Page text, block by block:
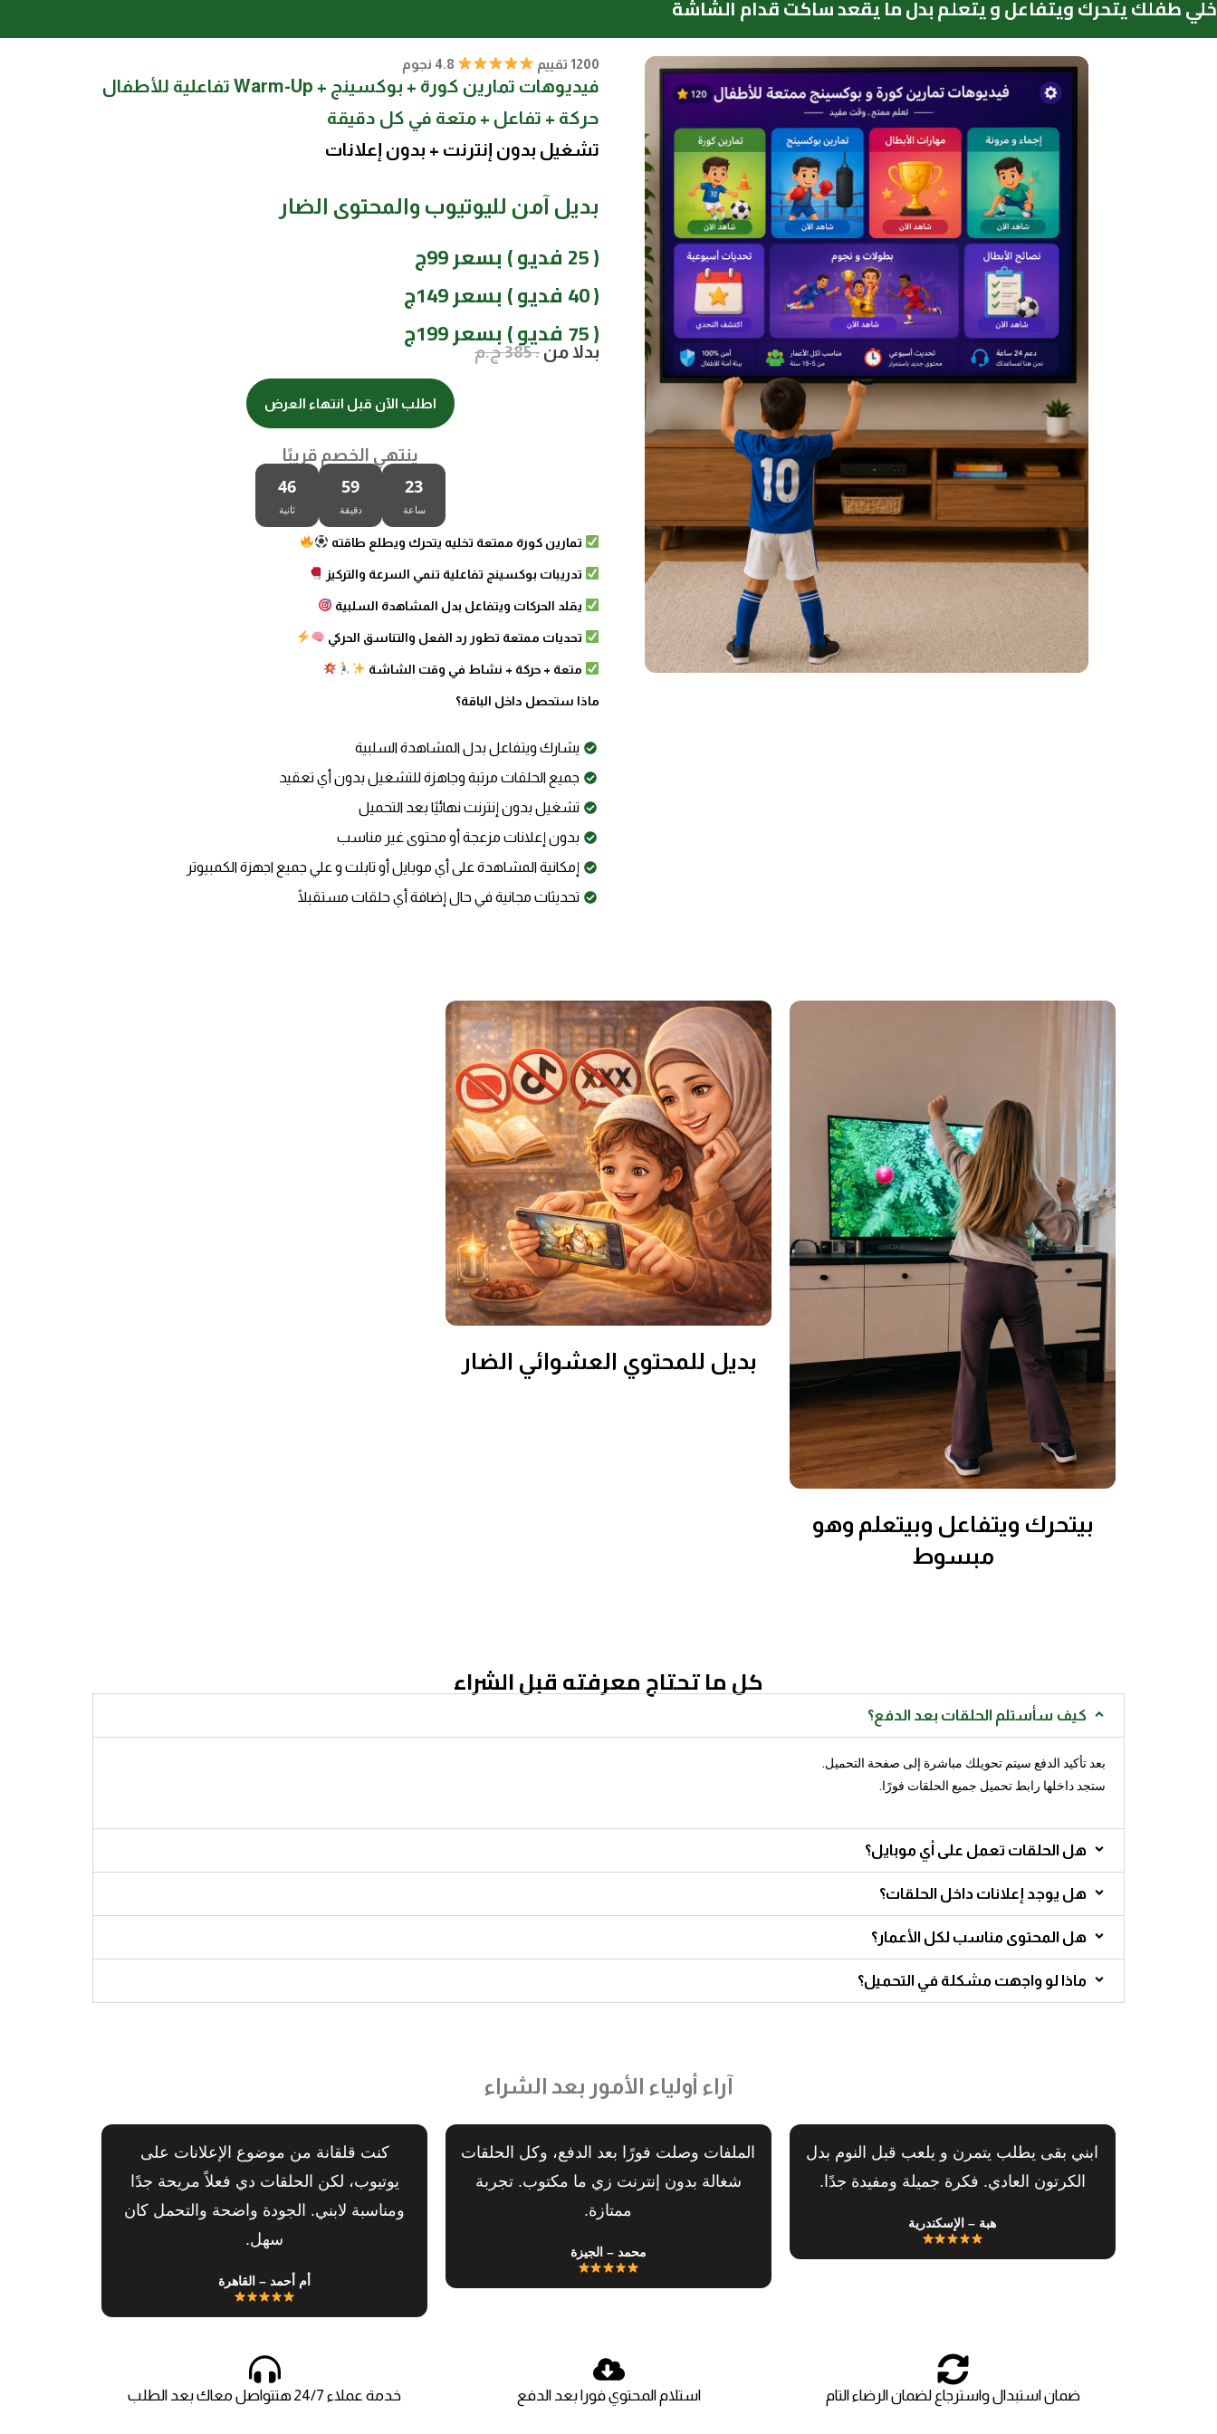
خلي طفلك يتحرك ويتفاعل و يتعلم بدل ما يقعد ساكت قدام الشاشة
1200 تقييم
فيديوهات تمارين كورة + بوكسينج + Warm-Up تفاعلية للأطفال
حركة + تفاعل + متعة في كل دقيقة
تشغيل بدون إنترنت + بدون إعلانات
بديل آمن لليوتيوب والمحتوى الضار
( 25 فديو ) بسعر 99ج
( 40 فديو ) بسعر 149ج
( 75 فديو ) بسعر 199ج
بدلا من : 385 ج.م
اطلب الآن قبل انتهاء العرض
ينتهي الخصم قريبًا
23
ساعة
59
دقيقة
45
ثانية
تمارين كورة ممتعة تخليه يتحرك ويطلع طاقته
تدريبات بوكسينج تفاعلية تنمي السرعة والتركيز
يقلد الحركات ويتفاعل بدل المشاهدة السلبية
تحديات ممتعة تطور رد الفعل والتناسق الحركي
متعة + حركة + نشاط في وقت الشاشة
ماذا ستحصل داخل الباقة؟
يشارك ويتفاعل بدل المشاهدة السلبية
جميع الحلقات مرتبة وجاهزة للتشغيل بدون أي تعقيد
تشغيل بدون إنترنت نهائيًا بعد التحميل
بدون إعلانات مزعجة أو محتوى غير مناسب
إمكانية المشاهدة على أي موبايل أو تابلت و علي جميع اجهزة الكمبيوتر
تحديثات مجانية في حال إضافة أي حلقات مستقبلًا
بيتحرك ويتفاعل وبيتعلم وهو
مبسوط
بديل للمحتوي العشوائي الضار
كل ما تحتاج معرفته قبل الشراء
كيف سأستلم الحلقات بعد الدفع؟
بعد تأكيد الدفع سيتم تحويلك مباشرة إلى صفحة التحميل.
ستجد داخلها رابط تحميل جميع الحلقات فورًا.
هل الحلقات تعمل على أي موبايل؟
هل يوجد إعلانات داخل الحلقات؟
هل المحتوى مناسب لكل الأعمار؟
ماذا لو واجهت مشكلة في التحميل؟
آراء أولياء الأمور بعد الشراء
كنت قلقانة من موضوع الإعلانات على
يوتيوب، لكن الحلقات دي فعلاً مريحة جدًا
ومناسبة لابني. الجودة واضحة والتحمل كان
سهل.
أم أحمد – القاهرة
الملفات وصلت فورًا بعد الدفع، وكل الحلقات
شغالة بدون إنترنت زي ما مكتوب. تجربة
ممتازة.
محمد – الجيزة
ابني بقى يطلب يتمرن و يلعب قبل النوم بدل
الكرتون العادي. فكرة جميلة ومفيدة جدًا.
هبة – الإسكندرية
ضمان استبدال واسترجاع لضمان الرضاء التام استلام المحتوي فورا بعد الدفع خدمة عملاء 24/7 هتتواصل معاك بعد الطلب